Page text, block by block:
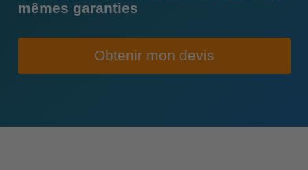
mêmes garanties
Obtenir mon devis